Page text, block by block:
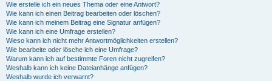
Wie erstelle ich ein neues Thema oder eine Antwort?
Wie kann ich einen Beitrag bearbeiten oder löschen?
Wie kann ich meinem Beitrag eine Signatur anfügen?
Wie kann ich eine Umfrage erstellen?
Wieso kann ich nicht mehr Antwortmöglichkeiten erstellen?
Wie bearbeite oder lösche ich eine Umfrage?
Warum kann ich auf bestimmte Foren nicht zugreifen?
Weshalb kann ich keine Dateianhänge anfügen?
Weshalb wurde ich verwarnt?